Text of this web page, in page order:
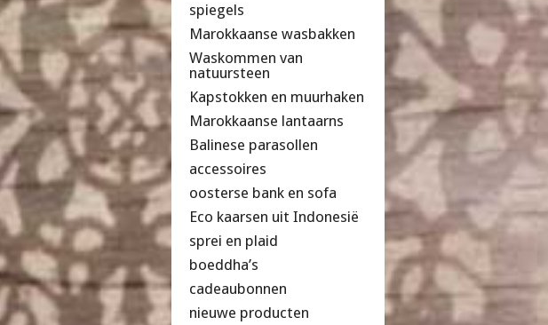
spiegels
Marokkaanse wasbakken
Waskommen van
natuursteen
Kapstokken en muurhaken
Marokkaanse lantaarns
Balinese parasollen
accessoires
oosterse bank en sofa
Eco kaarsen uit Indonesië
sprei en plaid
boeddha’s
cadeaubonnen
nieuwe producten